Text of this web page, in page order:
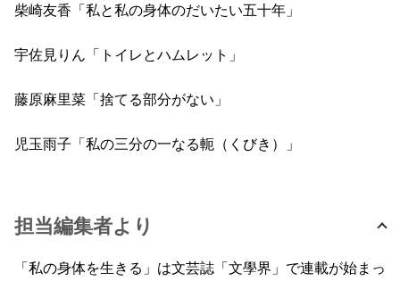
柴崎友香「私と私の身体のだいたい五十年」
宇佐見りん「トイレとハムレット」
藤原麻里菜「捨てる部分がない」
児玉雨子「私の三分の一なる軛（くびき）」
担当編集者より
「私の身体を生きる」は文芸誌「文學界」で連載が始まっ